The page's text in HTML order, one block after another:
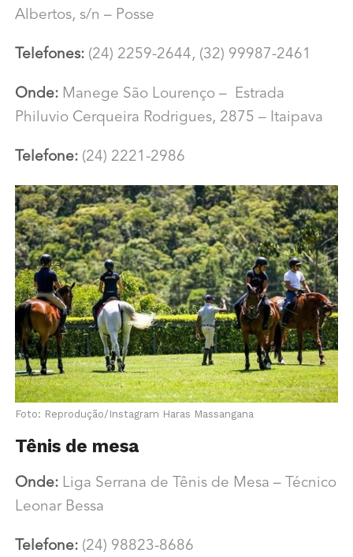
Albertos, s/n – Posse
Telefones:(24) 2259-2644, (32) 99987-2461
Onde:Manege São Lourenço – Estrada
Philuvio Cerqueira Rodrigues, 2875 – Itaipava
Telefone: (24) 2221-2986
Foto: Reprodução/Instagram Haras Massangana
Tênis de mesa
Onde:Liga Serrana de Tênis de Mesa – Técnico
Leonar Bessa
Telefone: (24) 98823-8686